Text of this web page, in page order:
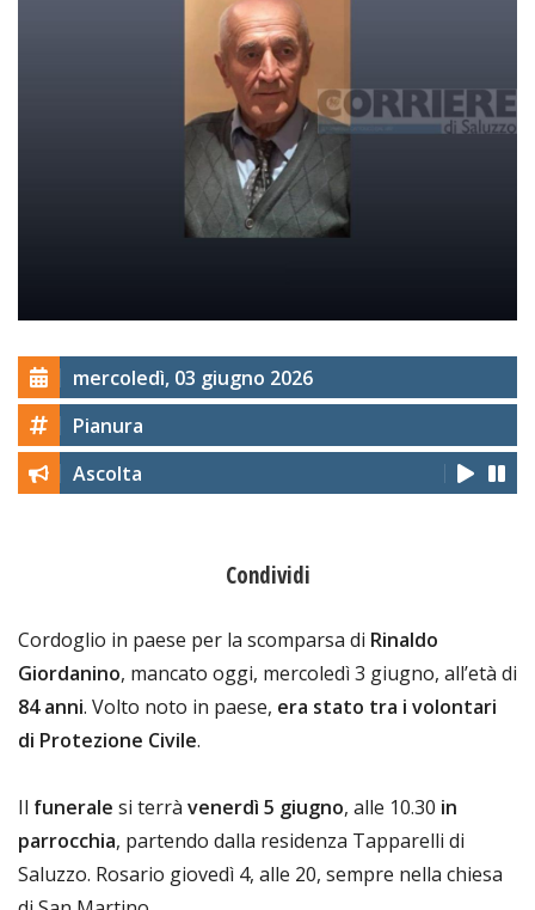
mercoledì, 03 giugno 2026
Pianura
Ascolta
Condividi
Cordoglio in paese per la scomparsa di Rinaldo
Giordanino, mancato oggi, mercoledì 3 giugno, all’età di
84 anni. Volto noto in paese, era stato tra i volontari
di Protezione Civile.
Il funerale si terrà venerdì 5 giugno, alle 10.30 in
parrocchia, partendo dalla residenza Tapparelli di
Saluzzo. Rosario giovedì 4, alle 20, sempre nella chiesa